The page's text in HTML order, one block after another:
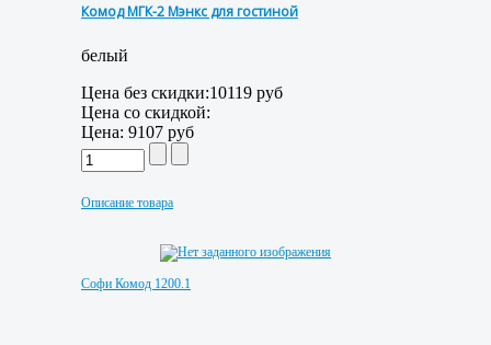
Комод МГК-2 Мэнкс для гостиной
белый
Цена без скидки:10119 руб
Цена со скидкой:
Цена: 9107 руб
Описание товара
Софи Комод 1200.1